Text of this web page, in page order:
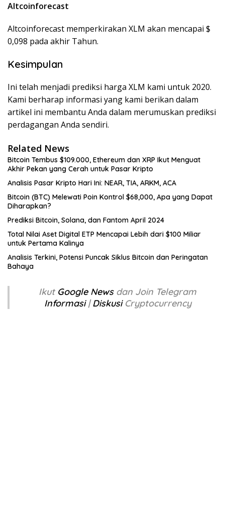
Altcoinforecast
Altcoinforecast memperkirakan XLM akan mencapai $
0,098 pada akhir Tahun.
Kesimpulan
Ini telah menjadi prediksi harga XLM kami untuk 2020.
Kami berharap informasi yang kami berikan dalam
artikel ini membantu Anda dalam merumuskan prediksi
perdagangan Anda sendiri.
Related News
Bitcoin Tembus $109.000, Ethereum dan XRP Ikut Menguat
Akhir Pekan yang Cerah untuk Pasar Kripto
Analisis Pasar Kripto Hari Ini: NEAR, TIA, ARKM, ACA
Bitcoin (BTC) Melewati Poin Kontrol $68,000, Apa yang Dapat
Diharapkan?
Prediksi Bitcoin, Solana, dan Fantom April 2024
Total Nilai Aset Digital ETP Mencapai Lebih dari $100 Miliar
untuk Pertama Kalinya
Analisis Terkini, Potensi Puncak Siklus Bitcoin dan Peringatan
Bahaya
Ikut Google News dan Join Telegram
Informasi|DiskusiCryptocurrency